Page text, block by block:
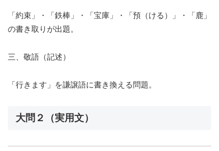
「約束」・「鉄棒」・「宝庫」・「預（ける）」・「鹿」
の書き取りが出題。
三、敬語（記述）
「行きます」を謙譲語に書き換える問題。
大問２（実用文）